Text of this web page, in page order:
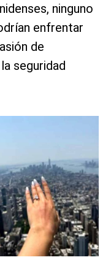
ninguno
enfrentar
de
seguridad